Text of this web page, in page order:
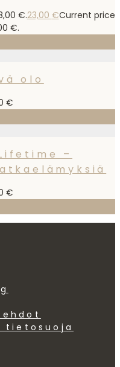
€.23,00 €Current price
€.
olo
€
–
€
tietosuoja